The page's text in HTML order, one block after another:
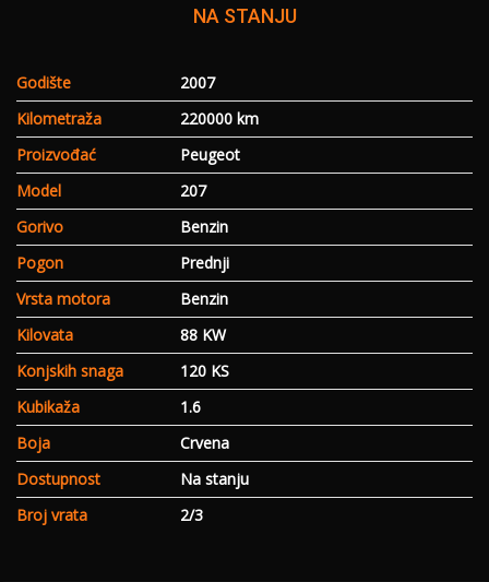
NA STANJU
Godište
2007
Kilometraža
220000 km
Proizvođać
Peugeot
Model
207
Gorivo
Benzin
Pogon
Prednji
Vrsta motora
Benzin
Kilovata
88 KW
Konjskih snaga
120 KS
Kubikaža
1.6
Boja
Crvena
Dostupnost
Na stanju
Broj vrata
2/3